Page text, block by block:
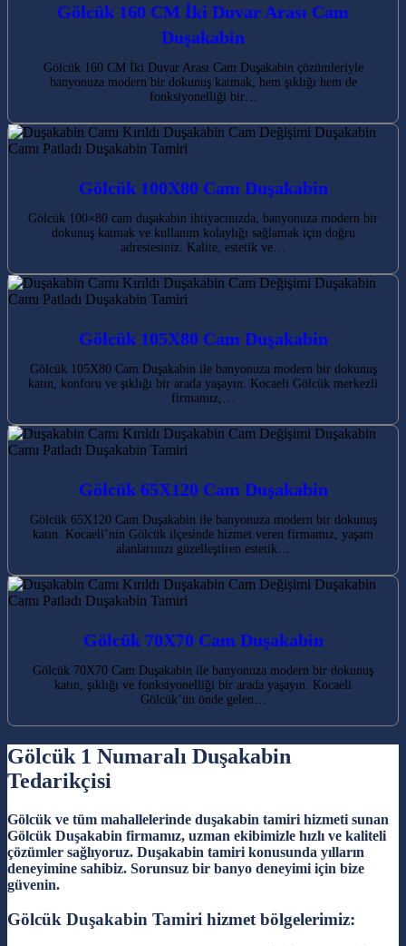
Gölcük 160 CM İki Duvar Arası Cam
Duşakabin
Gölcük 160 CM İki Duvar Arası Cam Duşakabin çözümleriyle
banyonuza modern bir dokunuş katmak, hem şıklığı hem de
fonksiyonelliği bir…
Gölcük 100X80 Cam Duşakabin
Gölcük 100×80 cam duşakabin ihtiyacınızda, banyonuza modern bir
dokunuş katmak ve kullanım kolaylığı sağlamak için doğru
adrestesiniz. Kalite, estetik ve…
Gölcük 105X80 Cam Duşakabin
Gölcük 105X80 Cam Duşakabin ile banyonuza modern bir dokunuş
katın, konforu ve şıklığı bir arada yaşayın. Kocaeli Gölcük merkezli
firmamız,…
Gölcük 65X120 Cam Duşakabin
Gölcük 65X120 Cam Duşakabin ile banyonuza modern bir dokunuş
katın. Kocaeli’nin Gölcük ilçesinde hizmet veren firmamız, yaşam
alanlarınızı güzelleştiren estetik…
Gölcük 70X70 Cam Duşakabin
Gölcük 70X70 Cam Duşakabin ile banyonuza modern bir dokunuş
katın, şıklığı ve fonksiyonelliği bir arada yaşayın. Kocaeli
Gölcük’ün önde gelen…
Gölcük 1 Numaralı Duşakabin
Tedarikçisi
Gölcük ve tüm mahallelerinde duşakabin tamiri hizmeti sunan
Gölcük Duşakabin firmamız, uzman ekibimizle hızlı ve kaliteli
çözümler sağlıyoruz. Duşakabin tamiri konusunda yılların
deneyimine sahibiz. Sorunsuz bir banyo deneyimi için bize
güvenin.
Gölcük Duşakabin Tamiri hizmet bölgelerimiz: